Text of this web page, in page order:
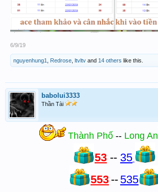
6/9/19
nguyenhung1 Redrose ltvltv and 14 others like this.
babolui3333
Thần Tài
Thành Phố --Long An
53 -- 35
553 -- 535